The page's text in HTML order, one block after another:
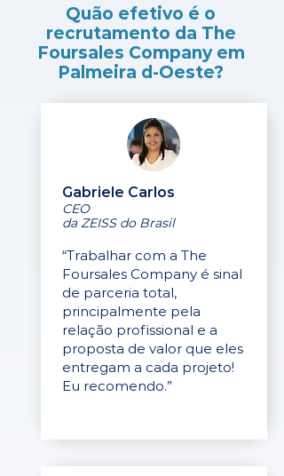
Quão efetivo é o
recrutamento da The
Foursales Company em
Palmeira d-Oeste?
Gabriele Carlos
CEO
da ZEISS do Brasil
“Trabalhar com a The
Foursales Company é sinal
de parceria total,
principalmente pela
relação profissional e a
proposta de valor que eles
entregam a cada projeto!
Eu recomendo.”